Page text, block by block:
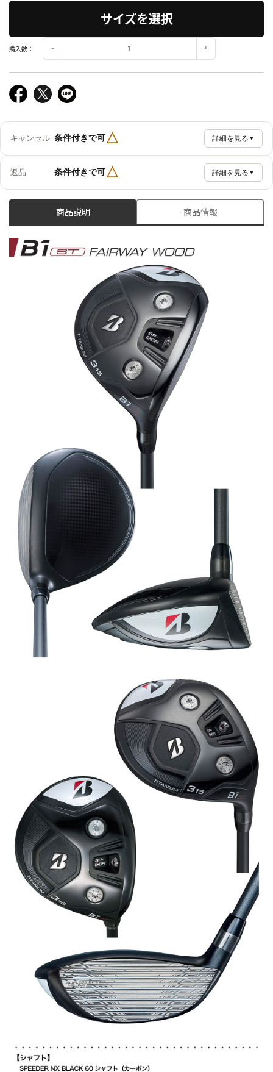
サイズを選択
購入数：
キャンセル 条件付きで可△ 詳細を見る ▼
返品 条件付きで可△ 詳細を見る ▼
商品説明 商品情報